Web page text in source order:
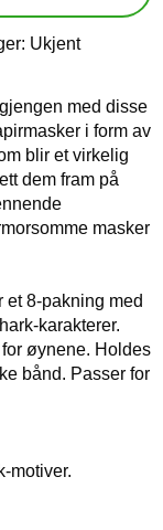
Ukjent
med disse
i form av
blir et virkelig
dem fram på
masker
et 8-pakning med
karakterer.
øynene. Holdes
bånd. Passer for
motiver.